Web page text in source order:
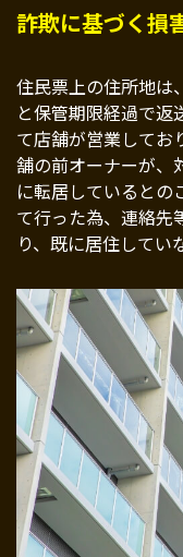
詐欺に基づく損
住民票上の住所地は
と保管期限経過で返
て店舗が営業してお
舗の前オーナーが、
に転居しているとの
て行った為、連絡先
り、既に居住してい